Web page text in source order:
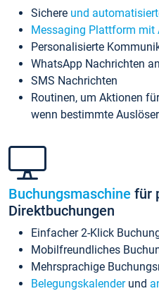
Sichere und
Messaging Plattform mit
Personalisierte
WhatsApp Nachrichten
SMS Nachrichten
Routinen, um Aktionen
wenn bestimmte
Buchungsmaschine für
Direktbuchungen
Einfacher 2-Klick
Mobilfreundliches
Mehrsprachige
Belegungskalenderund